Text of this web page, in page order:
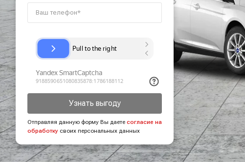
Узнать выгоду
Отправляя данную форму Вы даете согласие на
обработку своих персональных данных